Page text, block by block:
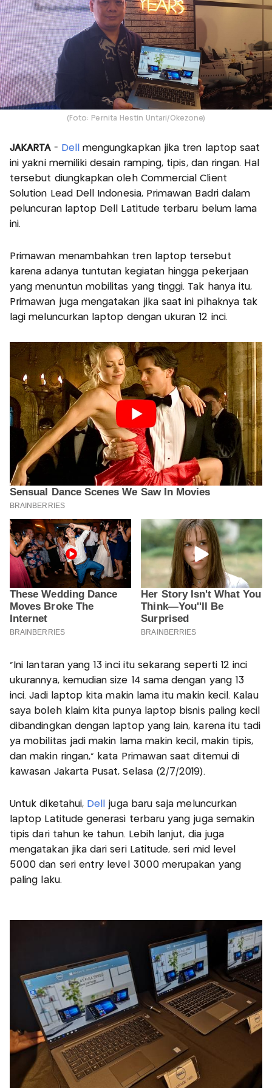
(Foto: Pernita Hestin Untari/Okezone)
JAKARTA - Dell mengungkapkan jika tren laptop saat
ini yakni memiliki desain ramping, tipis, dan ringan. Hal
tersebut diungkapkan oleh Commercial Client
Solution Lead Dell Indonesia, Primawan Badri dalam
peluncuran laptop Dell Latitude terbaru belum lama
ini.
Primawan menambahkan tren laptop tersebut
karena adanya tuntutan kegiatan hingga pekerjaan
yang menuntun mobilitas yang tinggi. Tak hanya itu,
Primawan juga mengatakan jika saat ini pihaknya tak
lagi meluncurkan laptop dengan ukuran 12 inci.
"Ini lantaran yang 13 inci itu sekarang seperti 12 inci
ukurannya, kemudian size 14 sama dengan yang 13
inci. Jadi laptop kita makin lama itu makin kecil. Kalau
saya boleh klaim kita punya laptop bisnis paling kecil
dibandingkan dengan laptop yang lain, karena itu tadi
ya mobilitas jadi makin lama makin kecil, makin tipis,
dan makin ringan," kata Primawan saat ditemui di
kawasan Jakarta Pusat, Selasa (2/7/2019).
Untuk diketahui, Dell juga baru saja meluncurkan
laptop Latitude generasi terbaru yang juga semakin
tipis dari tahun ke tahun. Lebih lanjut, dia juga
mengatakan jika dari seri Latitude, seri mid level
5000 dan seri entry level 3000 merupakan yang
paling laku.